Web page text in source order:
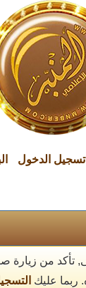
تسجيل الدخول
تأكد من زيارة
ربما عليك